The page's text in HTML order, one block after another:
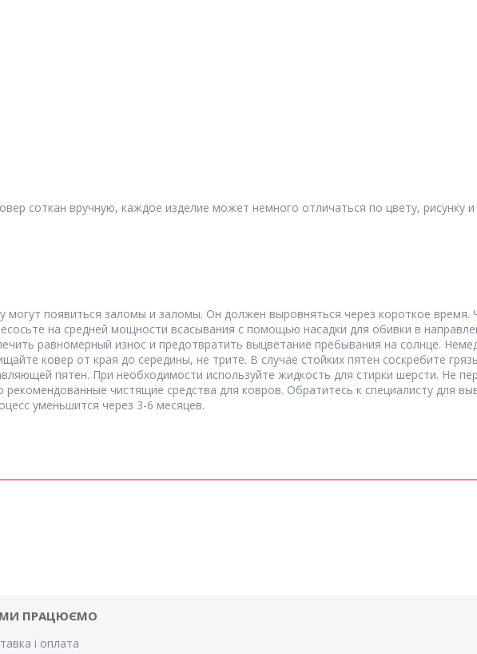
соткан вручную, каждое изделие может немного отличаться по цвету, рисунку
могут появиться заломы и заломы. Он должен выровняться через короткое время.
на средней мощности всасывания с помощью насадки для обивки в
равномерный износ и предотвратить выцветание пребывания на солнце.
ковер от края до середины, не трите. В случае стойких пятен соскребите
пятен. При необходимости используйте жидкость для стирки шерсти. Не
рекомендованные чистящие средства для ковров. Обратитесь к специалисту для
уменьшится через 3-6 месяцев.
ПРАЦЮЄМО
і оплата